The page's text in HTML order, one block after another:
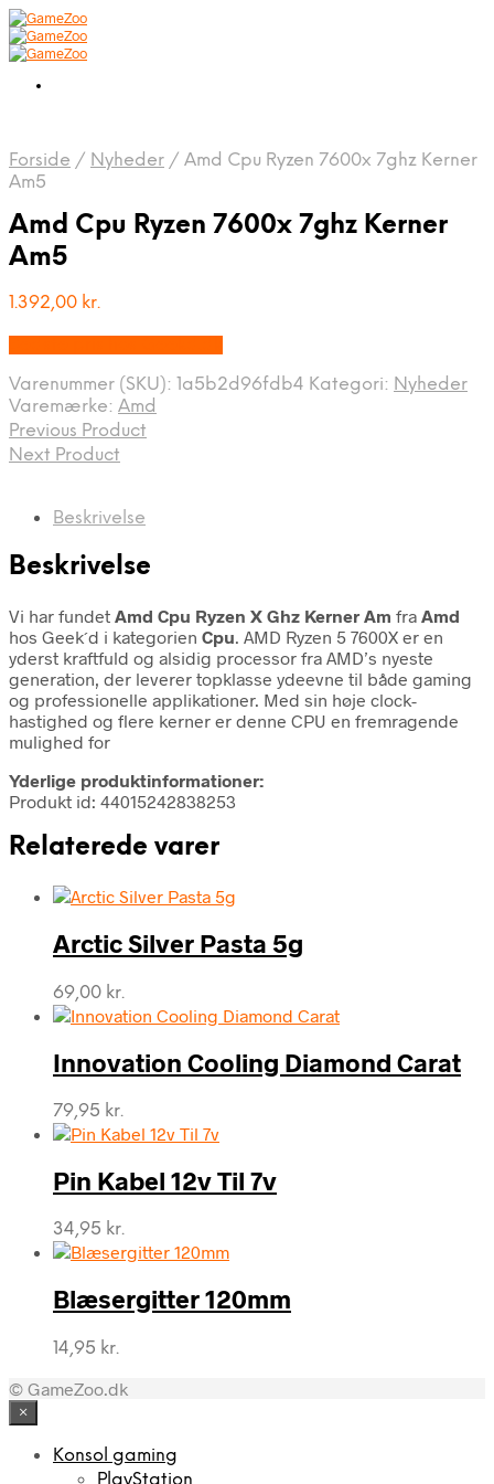
Forside / Nyheder / Amd Cpu Ryzen 7600x 7ghz Kerner
Am5
Amd Cpu Ryzen 7600x 7ghz Kerner
Am5
1.392,00 kr.
Varenummer (SKU): 1a5b2d96fdb4 Kategori: Nyheder
Varemærke: Amd
Previous Product
Next Product
Beskrivelse
Beskrivelse
Vi har fundet Amd Cpu Ryzen X Ghz Kerner Am fra Amd
hos Geek´d i kategorien Cpu. AMD Ryzen 5 7600X er en
yderst kraftfuld og alsidig processor fra AMD’s nyeste
generation, der leverer topklasse ydeevne til både gaming
og professionelle applikationer. Med sin høje clock-
hastighed og flere kerner er denne CPU en fremragende
mulighed for
Yderlige produktinformationer:
Produkt id: 44015242838253
Relaterede varer
Arctic Silver Pasta 5g
69,00 kr.
Innovation Cooling Diamond Carat
79,95 kr.
Pin Kabel 12v Til 7v
34,95 kr.
Blæsergitter 120mm
14,95 kr.
© GameZoo.dk
×
Konsol gaming
PlayStation